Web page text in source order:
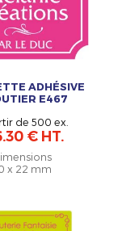
ADHÉSIVE
E467
de 500 ex.
€ HT.
x 22 mm